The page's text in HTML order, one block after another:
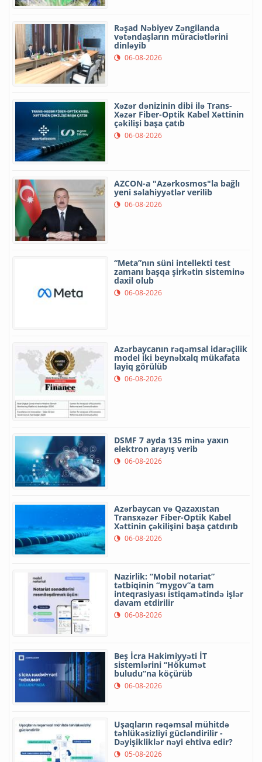
Rəşad Nəbiyev Zəngilanda
vətəndaşların müraciətlərini
dinləyib
06-08-2026
Xəzər dənizinin dibi ilə Trans-
Xəzər Fiber-Optik Kabel Xəttinin
çəkilişi başa çatıb
06-08-2026
AZCON-a "Azərkosmos"la bağlı
yeni səlahiyyətlər verilib
06-08-2026
“Meta”nın süni intellekti test
zamanı başqa şirkətin sisteminə
daxil olub
06-08-2026
Azərbaycanın rəqəmsal idarəçilik
model iki beynəlxalq mükafata
layiq görülüb
06-08-2026
DSMF 7 ayda 135 minə yaxın
elektron arayış verib
06-08-2026
Azərbaycan və Qazaxıstan
Transxəzər Fiber-Optik Kabel
Xəttinin çəkilişini başa çatdırıb
06-08-2026
Nazirlik: “Mobil notariat”
tətbiqinin “mygov”a tam
inteqrasiyası istiqamətində işlər
davam etdirilir
06-08-2026
Beş İcra Hakimiyyəti İT
sistemlərini “Hökumət
buludu”na köçürüb
06-08-2026
Uşaqların rəqəmsal mühitdə
təhlükəsizliyi gücləndirilir -
Dəyişikliklər nəyi ehtiva edir?
05-08-2026